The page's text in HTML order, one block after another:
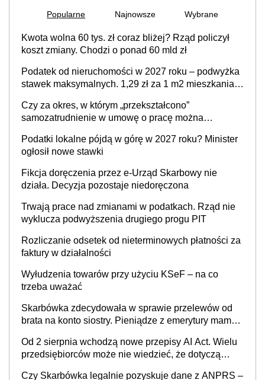
Popularne Najnowsze Wybrane
Kwota wolna 60 tys. zł coraz bliżej? Rząd policzył
koszt zmiany. Chodzi o ponad 60 mld zł
Podatek od nieruchomości w 2027 roku – podwyżka
stawek maksymalnych. 1,29 zł za 1 m2 mieszkania,
prowadzeniem działalności gospodarczej
Czy za okres, w którym „przekształcono”
samozatrudnienie w umowę o pracę można
cywilnoprawnej jedynym racjonalnym wyjściem
Podatki lokalne pójdą w górę w 2027 roku? Minister
ogłosił nowe stawki
Fikcja doręczenia przez e-Urząd Skarbowy nie
działa. Decyzja pozostaje niedoręczona
Trwają prace nad zmianami w podatkach. Rząd nie
wyklucza podwyższenia drugiego progu PIT
Rozliczanie odsetek od nieterminowych płatności za
faktury w działalności
Wyłudzenia towarów przy użyciu KSeF – na co
trzeba uważać
Skarbówka zdecydowała w sprawie przelewów od
brata na konto siostry. Pieniądze z emerytury mamy
będzie
Od 2 sierpnia wchodzą nowe przepisy AI Act. Wielu
przedsiębiorców może nie wiedzieć, że dotyczą
Czy Skarbówka legalnie pozyskuje dane z ANPRS –